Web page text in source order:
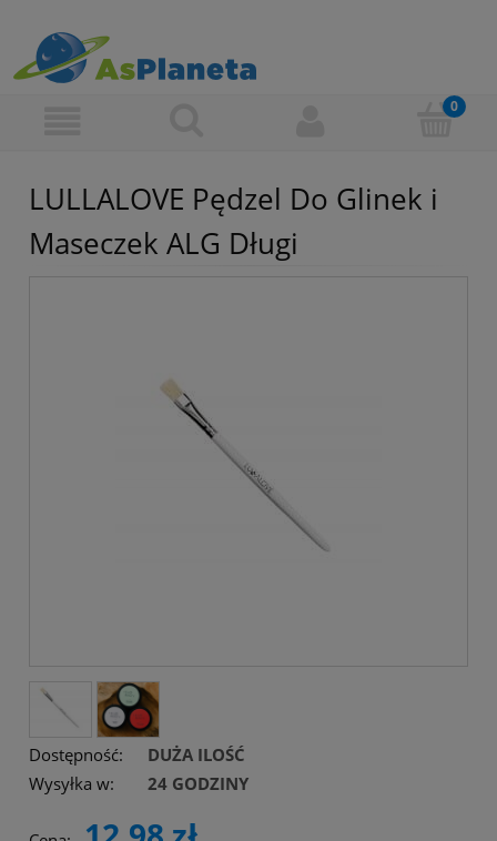
LULLALOVE Pędzel Do Glinek i
Maseczek ALG Długi
Dostępność:
DUŻA ILOŚĆ
Wysyłka w:
24 GODZINY